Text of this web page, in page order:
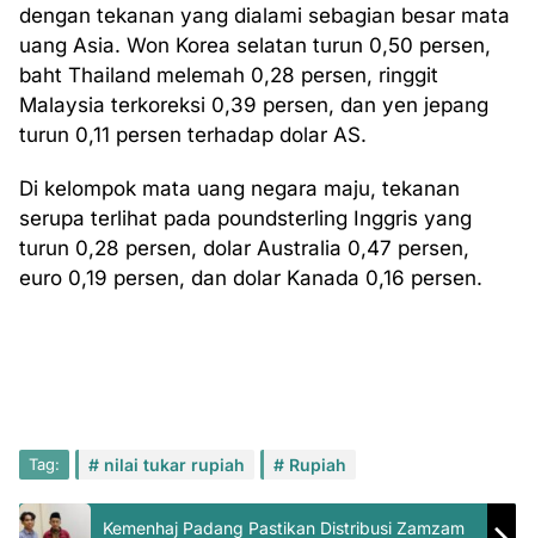
dengan tekanan yang dialami sebagian besar mata
uang Asia. Won Korea selatan turun 0,50 persen,
baht Thailand melemah 0,28 persen, ringgit
Malaysia terkoreksi 0,39 persen, dan yen jepang
turun 0,11 persen terhadap dolar AS.
Di kelompok mata uang negara maju, tekanan
serupa terlihat pada poundsterling Inggris yang
turun 0,28 persen, dolar Australia 0,47 persen,
euro 0,19 persen, dan dolar Kanada 0,16 persen.
Tag: nilai tukar rupiah Rupiah
Kemenhaj Padang Pastikan Distribusi Zamzam